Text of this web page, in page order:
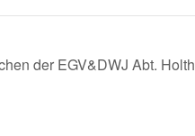
der EGV&DWJ Abt.